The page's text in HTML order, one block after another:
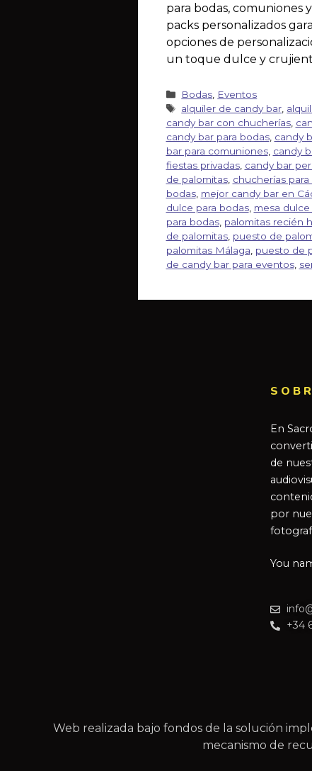
para bodas, comuniones
packs personalizados
opciones de
un toque dulce y
Bodas Eventos
alquiler de candy bar
candy bar con chucherías,
candy bar para bodas, candy
bar para comuniones, candy
fiestas privadas, candy bar
de palomitas, chucherías para
bodas, mejor candy bar en
dulce para bodas, mesa
para bodas, palomitas recién
de palomitas, puesto de
palomitas Málaga puesto de
de candy bar para eventos,
En
de
por
You
+34
Web realizada bajo fondos de la solución
mecanismo de